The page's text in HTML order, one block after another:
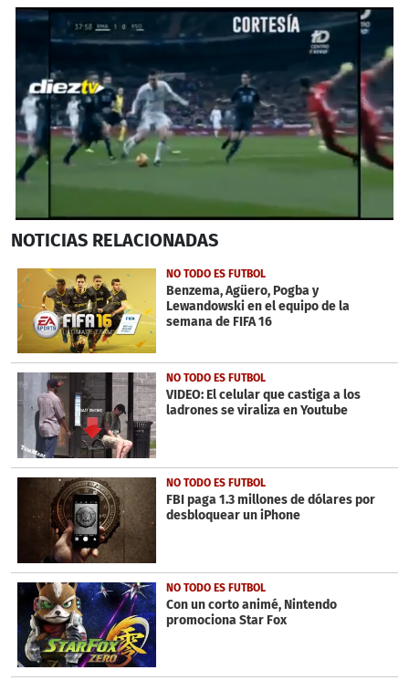
seconds
1
minute,
23
seconds
NOTICIAS RELACIONADAS
NO TODO ES FUTBOL
Benzema, Agüero, Pogba y
Lewandowski en el equipo de la
semana de FIFA 16
NO TODO ES FUTBOL
VIDEO: El celular que castiga a los
ladrones se viraliza en Youtube
NO TODO ES FUTBOL
FBI paga 1.3 millones de dólares por
desbloquear un iPhone
NO TODO ES FUTBOL
Con un corto animé, Nintendo
promociona Star Fox